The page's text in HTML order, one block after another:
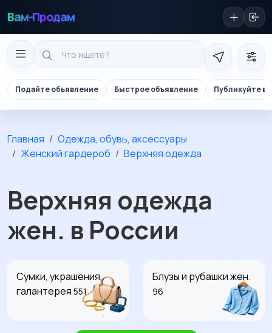
Вам-Продам
Подайте объявление Быстрое объявление Публикуйте в
Главная
Одежда, обувь, аксессуары
Женский гардероб
Верхняя одежда
Верхняя одежда
жен. в России
Сумки, украшения,
галантерея 551
Блузы и рубашки жен.
96